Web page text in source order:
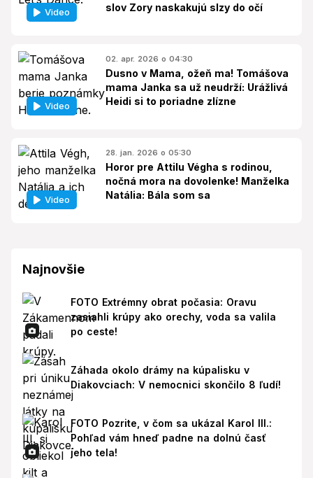
Video
slov Zory naskakujú slzy do očí
Video
02. apr. 2026 o 04:30
Dusno v Mama, ožeň ma! Tomášova
mama Janka sa už neudrží: Urážlivá
Heidi si to poriadne zlízne
Video
28. jan. 2026 o 05:30
Horor pre Attilu Végha s rodinou,
nočná mora na dovolenke! Manželka
Natália: Bála som sa
Najnovšie
FOTO Extrémny obrat počasia: Oravu
zasiahli krúpy ako orechy, voda sa valila
po ceste!
Záhada okolo drámy na kúpalisku v
Diakovciach: V nemocnici skončilo 8 ľudí!
FOTO Pozrite, v čom sa ukázal Karol III.:
Pohľad vám hneď padne na dolnú časť
jeho tela!